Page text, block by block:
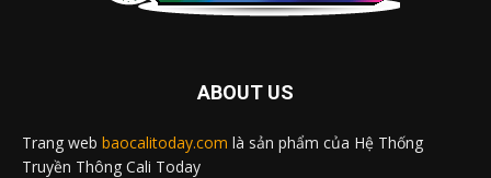
ABOUT US
Trang web baocalitoday.com là sản phẩm của Hệ Thống
Truyền Thông Cali Today